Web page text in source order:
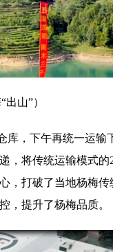
出山”）
库，下午再统一运输
，将传统运输模式的
，打破了当地杨梅
，提升了杨梅品质。